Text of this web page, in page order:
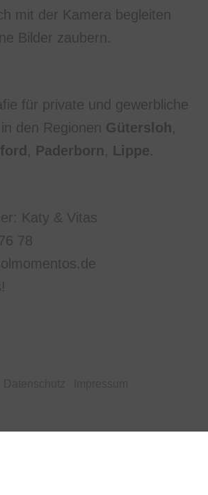
mit der Kamera begleiten
Bilder zaubern.
für private und gewerbliche
den Regionen Gütersloh,
, Paderborn, Lippe.
Katy & Vitas
78